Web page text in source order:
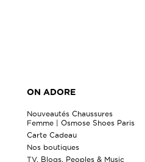
ON ADORE
Nouveautés Chaussures
Femme | Osmose Shoes Paris
Carte Cadeau
Nos boutiques
TV, Blogs, Peoples & Music